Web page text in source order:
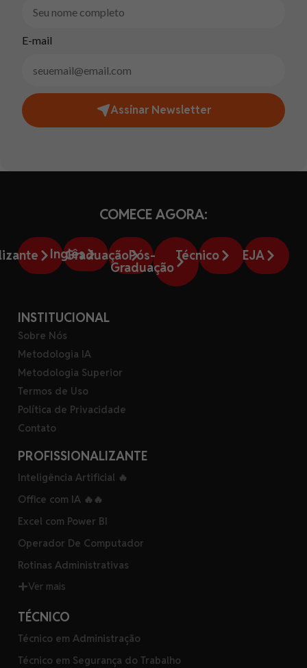
E-mail
Assinar Newsletter
COMECE AGORA:
Inglês
GraduaçãoPós-
Graduação
Técnico EJA
INSTITUCIONAL
Sobre Nós
Metodologia IA
Metodologia Superior
Termos de Uso
Política de Privacidade
Contato
PROFISSIONALIZANTE
Inteligência Artificial 🔥
Office com IA 🔥🔥
Excel com Power BI
Operador De Computador
Rotinas Administrativas
Ver mais
TÉCNICO
Técnico em Administração
Técnico em Segurança do Trabalho